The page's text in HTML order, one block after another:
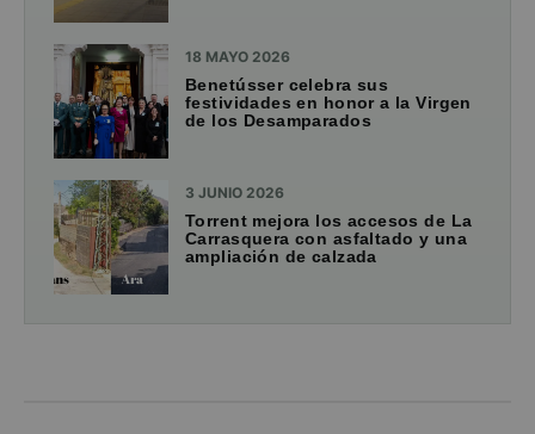
18 MAYO 2026
Benetússer celebra sus
festividades en honor a la Virgen
de los Desamparados
3 JUNIO 2026
Torrent mejora los accesos de La
Carrasquera con asfaltado y una
ampliación de calzada